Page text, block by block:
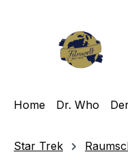
Home Dr. Who
Star Trek